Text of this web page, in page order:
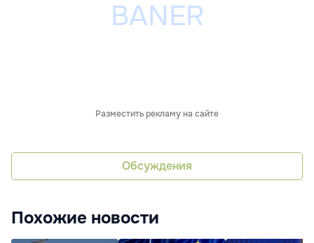
Разместить рекламу на сайте
Обсуждения
Похожие новости